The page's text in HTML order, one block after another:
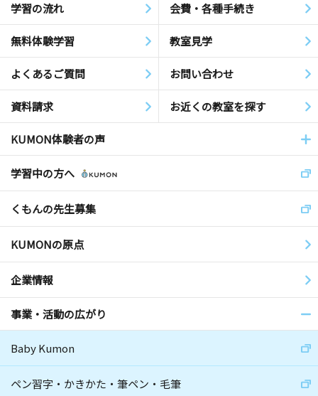
学習の流れ 会費・各種手続き
無料体験学習 教室見学
よくあるご質問 お問い合わせ
資料請求 お近くの教室を探す
KUMON体験者の声
学習中の方へ
くもんの先生募集
KUMONの原点
企業情報
事業・活動の広がり
Baby Kumon
ペン習字・かきかた・筆ペン・毛筆